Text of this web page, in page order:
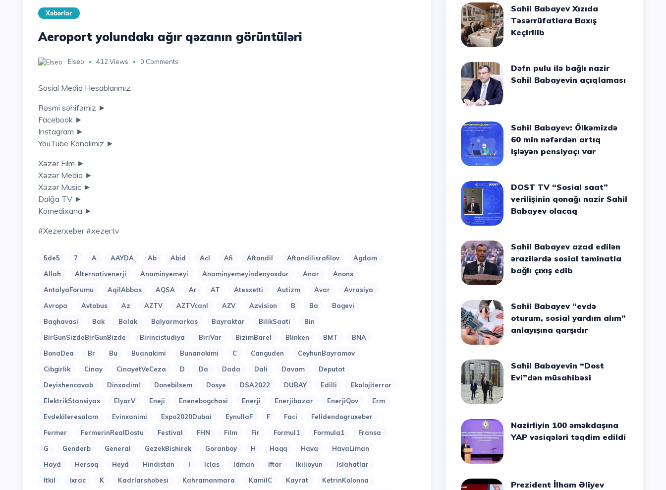
Xəbərlər
Aeroport yolundakı ağır qəzanın görüntüləri
Elseo 412 Views 0 Comments
Sosial Media Hesablarımız:
Rəsmi səhifəmiz ►
Facebook ►
Instagram ►
YouTube Kanalımız ►
Xəzər Film ►
Xəzər Media ►
Xəzər Music ►
Dalğa TV ►
Komedixana ►
#xezerxeber #xezertv
5de5 7 A AAYDA Ab Abid Acl Afi Aftandil Aftandilisrafilov
Agdam
Allah
Alternativenerji Anaminyemeyi Anaminyemeyindenyoxdur Anar
Anons
AntalyaForumu
AqilAbbas AQSA Ar AT Atesxetti Autizm Avar
Avrasiya
Avropa
Avtobus Az AZTV AZTVcanl AZV Azvision B Ba
Bagevi
Baghavasi
Bak Balak Balyarmarkas Bayraktar BilikSaati
Bin
BirGunSizdeBirGunBizde
Birincistudiya BiriVar BizimBarel Blinken BMT
BNA
BonaDea
Br Bu Buanakimi Bunanakimi C Canguden
CeyhunBayramov
Cibgirlik
Cinay CinayetVeCeza D Da Dada Dali Davam
Deputat
Deyishencavab
Dinxadiml Donebilsem Dosye DSA2022 DUBAY Edilli
Ekolojiterror
ElektrikStansiyas
ElyarV Eneji Enenebogchasi Enerji Enerjibazar EnerjiQov
Erm
Evdekileresalam
Evinxanimi Expo2020Dubai EynullaF F Faci
Felidendogruxeber
Fermer
FermerinRealDostu Festival FHN Film Fir Formul1 Formula1
Fransa
G
Genderb General GezekBishirek Goranboy H Haqq Hava
HavaLiman
Hayd
Hersoq Heyd Hindistan I Iclas Idman Iftar Ikilioyun
Islahatlar
Itkil
Ixrac K Kadrlarshobesi Kahramanmara KamilC Kayrat
KetrinKolonna
Sahil Babayev Xızıda
Təsərrüfatlara Baxış
Keçirilib
Dəfn pulu ilə bağlı nazir
Sahil Babayevin açıqlaması
Sahil Babayev: Ölkəmizdə
60 min nəfərdən artıq
işləyən pensiyaçı var
DOST TV “Sosial saat”
verilişinin qonağı nazir Sahil
Babayev olacaq
Sahil Babayev azad edilən
ərazilərdə sosial təminatla
bağlı çıxış edib
Sahil Babayev “evdə
oturum, sosial yardım alım”
anlayışına qarşıdır
Sahil Babayevin “Dost
Evi”dən müsahibəsi
Nazirliyin 100 əməkdaşına
YAP vəsiqələri təqdim edildi
Prezident İlham Əliyev